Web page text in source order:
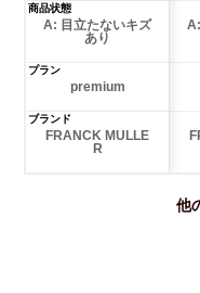
商品状態
A: 目立たないキズ
あり
プラン
premium
ブランド
FRANCK MULLE
R
他